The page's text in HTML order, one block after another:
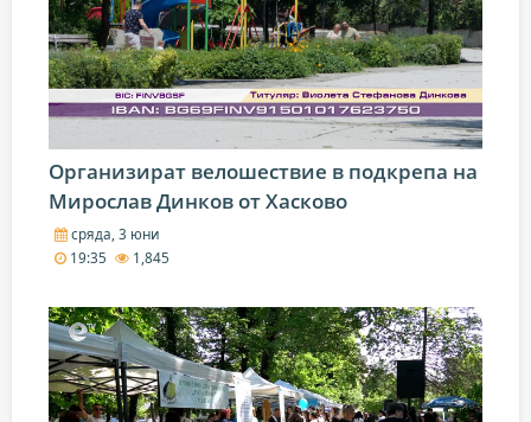
Организират велошествие в подкрепа на
Мирослав Динков от Хасково
сряда, 3 юни
19:35
1,845